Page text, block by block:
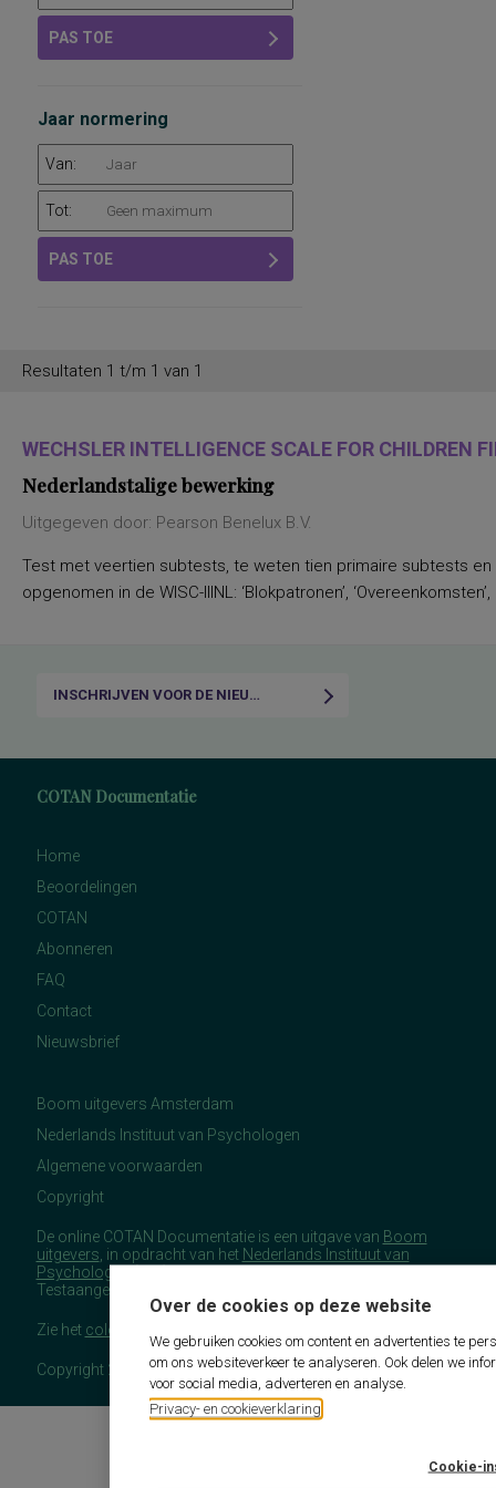
Over de cookies op deze website
We gebruiken cookies om content en advertenties te
om ons websiteverkeer te analyseren. Ook delen we
voor social media, adverteren en analyse.
Privacy- en cookieverklaring
Cookie-
PAS TOE
Jaar normering
Van:
Tot:
PAS TOE
Resultaten 1 t/m 1 van 1
WECHSLER INTELLIGENCE SCALE FOR CHILDREN
Nederlandstalige bewerking
Uitgegeven door: Pearson Benelux B.V.
Test met veertien subtests, te weten tien primaire subtests
opgenomen in de WISC-IIINL: ‘Blokpatronen’,
INSCHRIJVEN VOOR DE NIEUWSBRIEF
COTAN Documentatie
Home
Beoordelingen
COTAN
Abonneren
FAQ
Contact
Nieuwsbrief
Boom uitgevers Amsterdam
Nederlands Instituut van Psychologen
Algemene voorwaarden
Copyright
De online COTAN Documentatie is een uitgave van Boom
uitgevers , in opdracht van het Nederlands Instituut van
Psychologen(NIP), namens de Commissie
Testaangelegenheden Nederland (COTAN).
Zie het colofon
Copyright 2026 - COTAN Documentatie